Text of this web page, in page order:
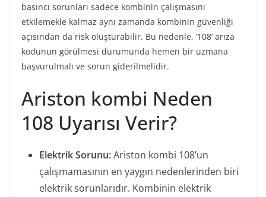
basıncı sorunları sadece kombinin çalışmasını
etkilemekle kalmaz aynı zamanda kombinin güvenliği
açısından da risk oluşturabilir. Bu nedenle, ‘108’ arıza
kodunun görülmesi durumunda hemen bir uzmana
başvurulmalı ve sorun giderilmelidir.
Ariston kombi Neden
108 Uyarısı Verir?
Elektrik Sorunu:Ariston kombi 108’un
çalışmamasının en yaygın nedenlerinden biri
elektrik sorunlarıdır. Kombinin elektrik